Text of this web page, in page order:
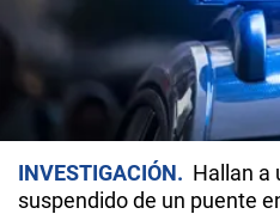
INVESTIGACIÓN
Hallan a
suspendido de un puente